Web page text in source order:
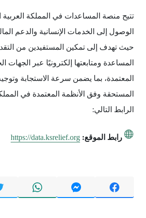
تتيح منصة المساعدات في المملكة العربية
الوصول إلى الخدمات الإنسانية والدعم
حيث تهدف إلى تمكين المستفيدين من
المساعدة ومتابعتها إلكترونيًا عبر الجهات
المعتمدة، بما يضمن سرعة الاستجابة
المستحقة وفق الأنظمة المعتمدة في
الرابط التالي:
رابط الموقع: https://data.ksrelief.org